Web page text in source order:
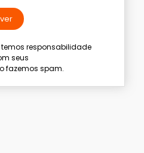
responsabilidade
seus
fazemos spam.